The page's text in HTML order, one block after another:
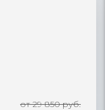
от 29 850 руб.